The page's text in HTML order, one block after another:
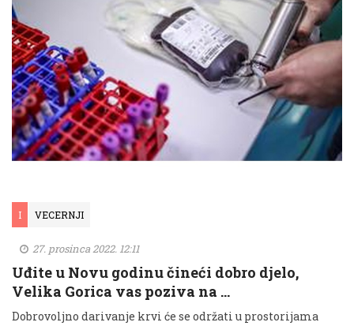
I VECERNJI
27. prosinca 2022. 12:11
Uđite u Novu godinu čineći dobro djelo,
Velika Gorica vas poziva na …
Dobrovoljno darivanje krvi će se održati u prostorijama